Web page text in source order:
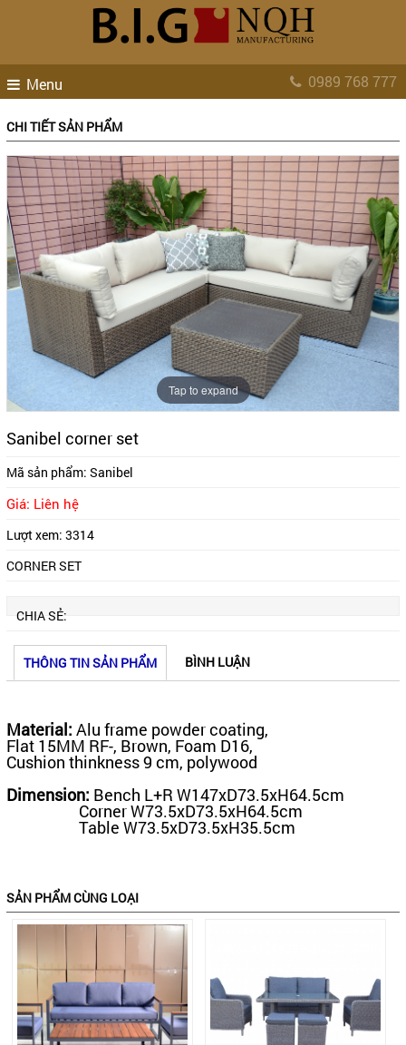
Menu 0989 768 777
CHI TIẾT SẢN PHẨM
Tap to expand
Sanibel corner set
Mã sản phẩm: Sanibel
Giá: Liên hệ
Lượt xem: 3314
CORNER SET
CHIA SẺ:
THÔNG TIN SẢN PHẨM BÌNH LUẬN
Material: Alu frame powder coating,
Flat 15MM RF-, Brown, Foam D16,
Cushion thinkness 9 cm, polywood
Dimension: Bench L+R W147xD73.5xH64.5cm
Corner W73.5xD73.5xH64.5cm
Table W73.5xD73.5xH35.5cm
SẢN PHẨM CÙNG LOẠI